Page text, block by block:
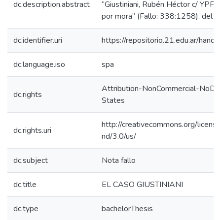
dc.description.abstract
“Giustiniani, Rubén Héctor c/ YPF
por mora” (Fallo: 338:1258). del
dc.identifier.uri https://repositorio.21.edu.ar/
dc.language.iso spa
dc.rights
Attribution-NonCommercial-
States
dc.rights.uri
http://creativecommons.org/
nd/3.0/us/
dc.subject Nota fallo
dc.title EL CASO GIUSTINIANI
dc.type bachelorThesis